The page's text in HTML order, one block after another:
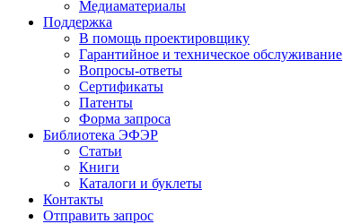
Медиаматериалы
Поддержка
В помощь проектировщику
Гарантийное и техническое обслуживание
Вопросы-ответы
Сертификаты
Патенты
Форма запроса
Библиотека ЭФЭР
Статьи
Книги
Каталоги и буклеты
Контакты
Отправить запрос